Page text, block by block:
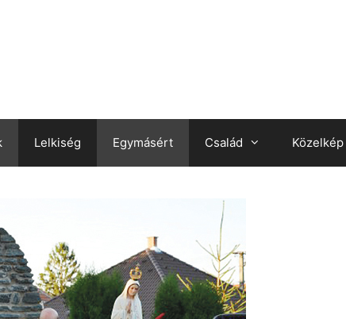
Lelkiség Egymásért Család Közelkép